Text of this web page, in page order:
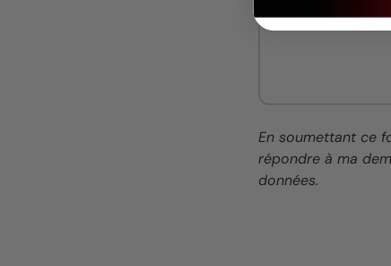
En soumettant ce
répondre à ma
données.